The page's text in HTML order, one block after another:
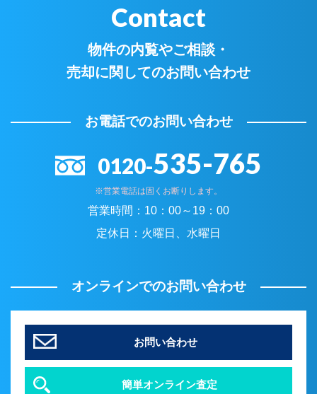
Contact
物件の内覧やご相談・
売却に関してのお問い合わせ
お電話でのお問い合わせ
0120-535-765
※営業電話は固くお断りします。
営業時間： 10：00～19：00
定休日： 火曜日、水曜日
オンラインでのお問い合わせ
お問い合わせ
簡単オンライン査定